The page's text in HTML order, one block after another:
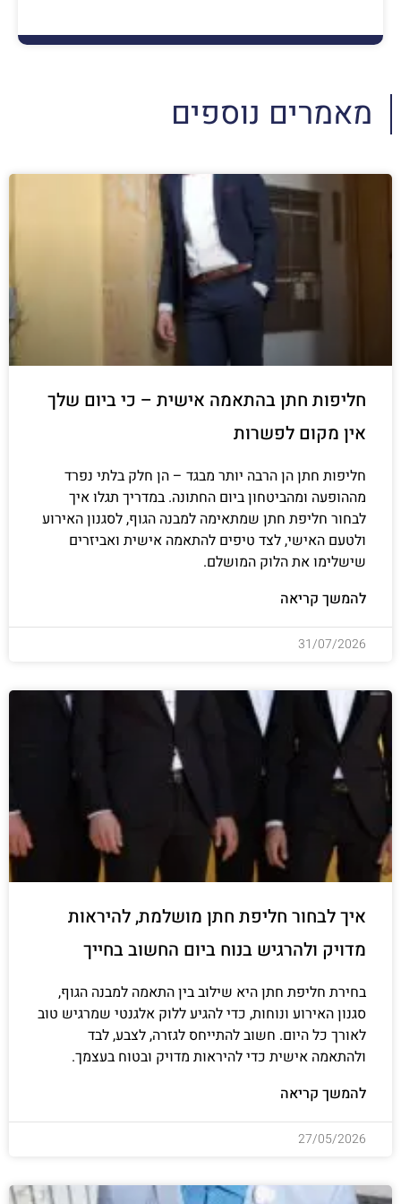
מאמרים נוספים
חליפות חתן בהתאמה אישית – כי ביום שלך
אין מקום לפשרות
חליפות חתן הן הרבה יותר מבגד – הן חלק בלתי נפרד
מההופעה ומהביטחון ביום החתונה. במדריך תגלו איך
לבחור חליפת חתן שמתאימה למבנה הגוף, לסגנון האירוע
ולטעם האישי, לצד טיפים להתאמה אישית ואביזרים
שישלימו את הלוק המושלם.
להמשך קריאה
31/07/2026
איך לבחור חליפת חתן מושלמת, להיראות
מדויק ולהרגיש בנוח ביום החשוב בחייך
בחירת חליפת חתן היא שילוב בין התאמה למבנה הגוף,
סגנון האירוע ונוחות, כדי להגיע ללוק אלגנטי שמרגיש טוב
לאורך כל היום. חשוב להתייחס לגזרה, לצבע, לבד
ולהתאמה אישית כדי להיראות מדויק ובטוח בעצמך.
להמשך קריאה
27/05/2026